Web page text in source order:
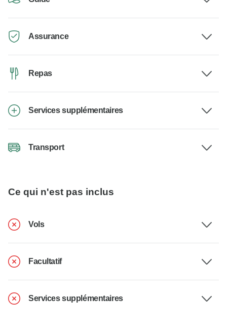
Assurance
Repas
Services supplémentaires
Transport
Ce qui n'est pas inclus
Vols
Facultatif
Services supplémentaires